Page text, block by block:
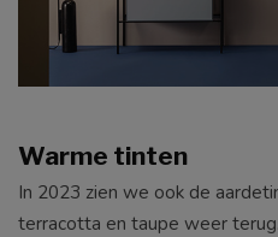
Warme tinten
In 2023 zien we ook de
terracotta en taupe weer